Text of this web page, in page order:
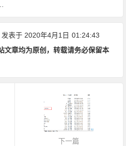
发表于 2020年4月1日 01:24:43
文章均为原创，转载请务必保留本
下一篇